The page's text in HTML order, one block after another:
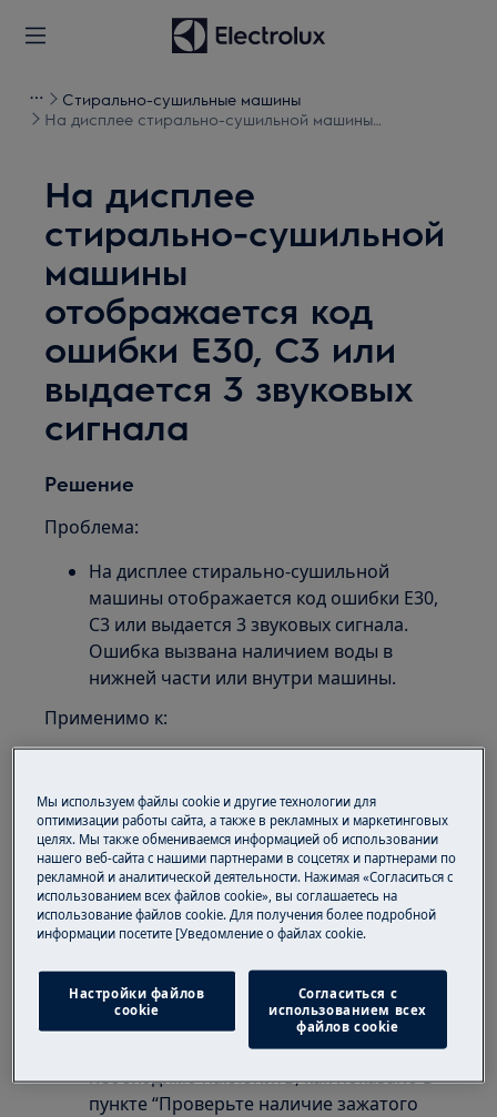
Стирально-сушильные машины
На дисплее стирально-сушильной машины
На дисплее
стирально-сушильной
машины
отображается код
ошибки E30, C3 или
выдается 3 звуковых
сигнала
Решение
Проблема:
На дисплее стирально-сушильной
машины отображается код ошибки E30,
C3 или выдается 3 звуковых сигнала.
Ошибка вызвана наличием воды в
нижней части или внутри машины.
Применимо к:
Решение:
1. Проверьте шланг подачи воды
Утечки в шланге могут привести к
вытеканию воды в машину рядом с
задней панелью, поэтому проверьте
соединение шланга подачи воды с
краном и машиной.
Если причина в этом, машину
необходимо наклонить, как показано в
пункте “Проверьте наличие зажатого
Мы используем файлы cookie и другие технологии для
оптимизации работы сайта, а также в рекламных и маркетинговых
целях. Мы также обмениваемся информацией об использовании
нашего веб-сайта с нашими партнерами в соцсетях и партнерами по
рекламной и аналитической деятельности. Нажимая «Согласиться с
использованием всех файлов cookie», вы соглашаетесь на
использование файлов cookie. Для получения более подробной
информации посетите [Уведомление о файлах cookie.
Настройки файлов
cookie
Согласиться с
использованием всех
файлов cookie